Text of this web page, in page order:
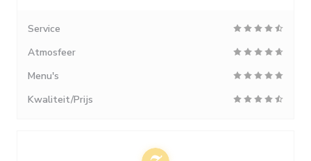
Service
Atmosfeer
Menu's
Kwaliteit/Prijs